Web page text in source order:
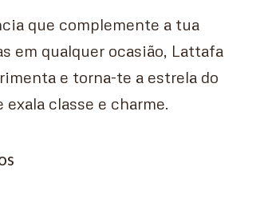
que complemente a tua
em qualquer ocasião, Lattafa
e torna-te a estrela do
classe e charme.